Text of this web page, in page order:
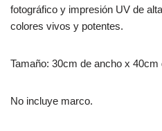
fotográfico y impresión UV de
colores vivos y potentes.
Tamaño: 30cm de ancho x 40cm
No incluye marco.